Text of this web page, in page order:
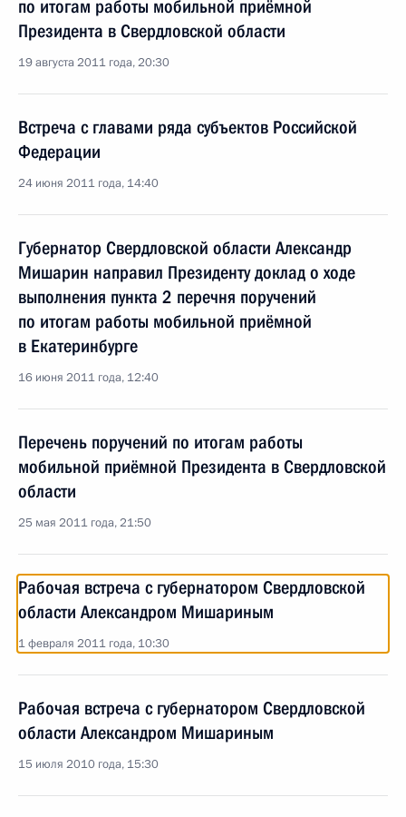
по итогам работы мобильной приёмной
Президента в Свердловской области
19 августа 2011 года, 20:30
Встреча с главами ряда субъектов Российской
Федерации
24 июня 2011 года, 14:40
Губернатор Свердловской области Александр
Мишарин направил Президенту доклад о ходе
выполнения пункта 2 перечня поручений
по итогам работы мобильной приёмной
в Екатеринбурге
16 июня 2011 года, 12:40
Перечень поручений по итогам работы
мобильной приёмной Президента в Свердловской
области
25 мая 2011 года, 21:50
Рабочая встреча с губернатором Свердловской
области Александром Мишариным
1 февраля 2011 года, 10:30
Рабочая встреча с губернатором Свердловской
области Александром Мишариным
15 июля 2010 года, 15:30